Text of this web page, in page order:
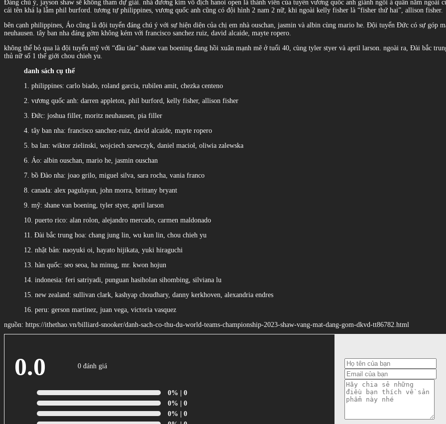
Đáng chú ý, jayson shaw sẽ không tham dự giải. nhà đương kim vô địch hanoi open là thành viên của tuyển vương quốc anh giành ngôi á quân năm
cái tên khá lạ lẫm phil burford. tương tự philippines, vương quốc anh cũng có đội hình 2 nam 2 nữ, khi ngoài kelly fisher là “fisher thứ hai”, allison fisher.
bên cạnh philippines, Áo cũng là đội tuyển đáng chú ý với sự hiện diện của chị em nhà ouschan, jasmin và albin cùng mario he. Đội tuyển Đức có sự góp
neuhausen. tây ban nha đáng gờm không kém với francisco sanchez ruiz, david alcaide, mayte ropero.
không thể bỏ qua là đội tuyển mỹ với “đầu tàu” shane van boening đang hồi xuân mạnh mẽ ở tuổi 40, cùng tyler styer và april larson. ngoài ra, Đài bắc
thủ nữ số 1 thế giới chou chieh yu.
danh sách cụ thể
1. philippines: carlo biado, roland garcia, rubilen amit, chezka centeno
2. vương quốc anh: darren appleton, phil burford, kelly fisher, allison fisher
3. Đức: joshua filler, moritz neuhausen, pia filler
4. tây ban nha: francisco sanchez-ruiz, david alcaide, mayte ropero
5. ba lan: wiktor zielinski, wojciech szewczyk, daniel macioł, oliwia zalewska
6. Áo: albin ouschan, mario he, jasmin ouschan
7. bồ Đào nha: joao grilo, miguel silva, sara rocha, vania franco
8. canada: alex pagulayan, john morra, brittany bryant
9. mỹ: shane van boening, tyler styer, april larson
10. puerto rico: alan rolon, alejandro mercado, carmen maldonado
11. Đài bắc trung hoa: chang jung lin, wu kun lin, chou chieh yu
12. nhật bản: naoyuki oi, hayato hijikata, yuki hiraguchi
13. hàn quốc: seo seoa, ha minug, mr. kwon hojun
14. indonesia: feri satriyadi, punguan hasiholan sihombing, silviana lu
15. new zealand: sullivan clark, kashyap choudhary, danny kerkhoven, alexandria endres
16. peru: gerson martinez, juan vega, victoria vasquez
nguồn: https://ithethao.vn/billiard-snooker/danh-sach-co-thu-du-world-teams-championship-2023-shaw-vang-mat-dang-gom-dkvd-tt86782.html
0.0 0 đánh giá
0% | 0
0% | 0
0% | 0